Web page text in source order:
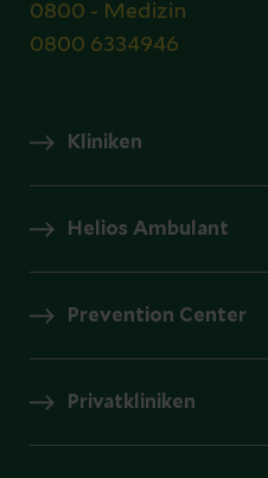
0800 - Medizin
0800 6334946
Kliniken
Helios Ambulant
Prevention Center
Privatkliniken